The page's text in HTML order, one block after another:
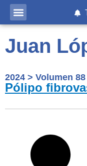
Juan
2024 > Volumen
Pólipo